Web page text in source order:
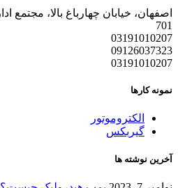
701
03191010207
09126037323
03191010207
نمونه کارها
الکتروموتور
گیربکس
آخرین نوشته ها